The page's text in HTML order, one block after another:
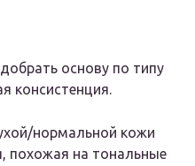
основу по типу
консистенция.
нормальной кожи
похожая на тональные